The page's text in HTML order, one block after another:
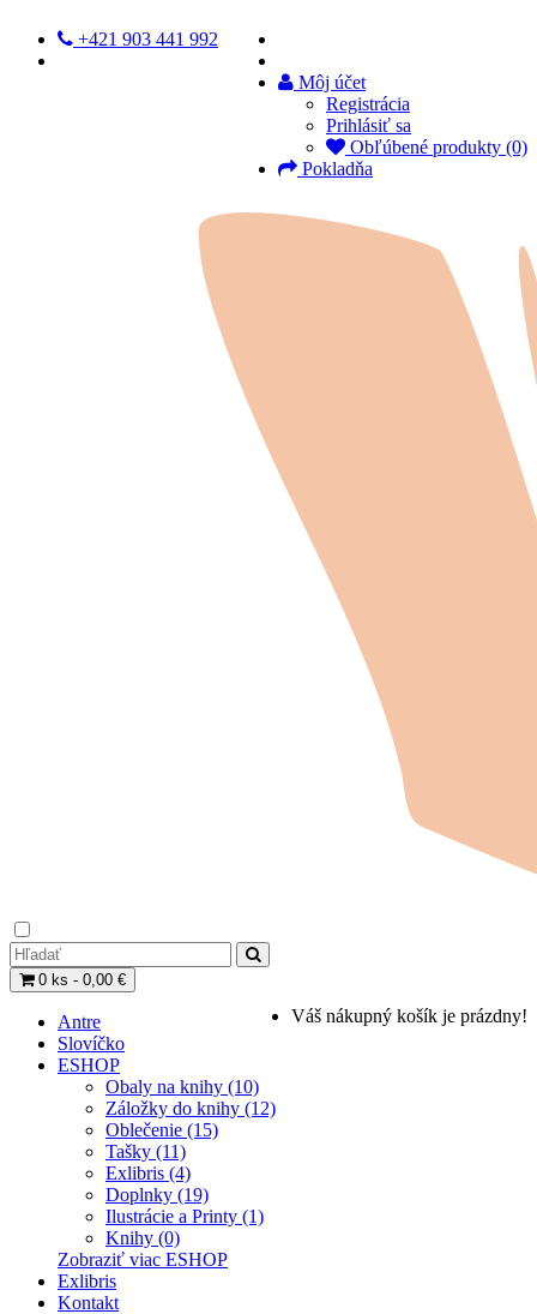
+421 903 441 992
Môj účet
Registrácia
Prihlásiť sa
Obľúbené produkty (0)
Pokladňa
0 ks - 0,00 €
Váš nákupný košík je prázdny!
Antre
Slovíčko
ESHOP
Obaly na knihy (10)
Záložky do knihy (12)
Oblečenie (15)
Tašky (11)
Exlibris (4)
Doplnky (19)
Ilustrácie a Printy (1)
Knihy (0)
Zobraziť viac ESHOP
Exlibris
Kontakt